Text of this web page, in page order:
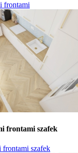
frontami
frontami szafek
frontami szafek